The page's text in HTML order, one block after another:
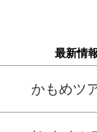
最新情
かもめツ